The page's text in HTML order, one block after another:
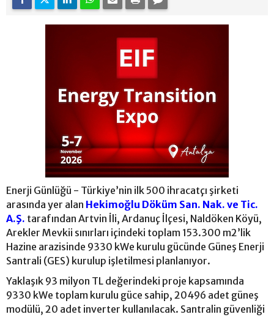
Enerji Günlüğü - Türkiye’nin ilk 500 ihracatçı şirketi
arasında yer alan Hekimoğlu Döküm San. Nak. ve Tic.
A.Ş. tarafından Artvin İli, Ardanuç İlçesi, Naldöken Köyü,
Arekler Mevkii sınırları içindeki toplam 153.300 m2’lik
Hazine arazisinde 9330 kWe kurulu gücünde Güneş Enerji
Santrali (GES) kurulup işletilmesi planlanıyor.
Yaklaşık 93 milyon TL değerindeki proje kapsamında
9330 kWe toplam kurulu güce sahip, 20496 adet güneş
modülü, 20 adet inverter kullanılacak. Santralin güvenliği